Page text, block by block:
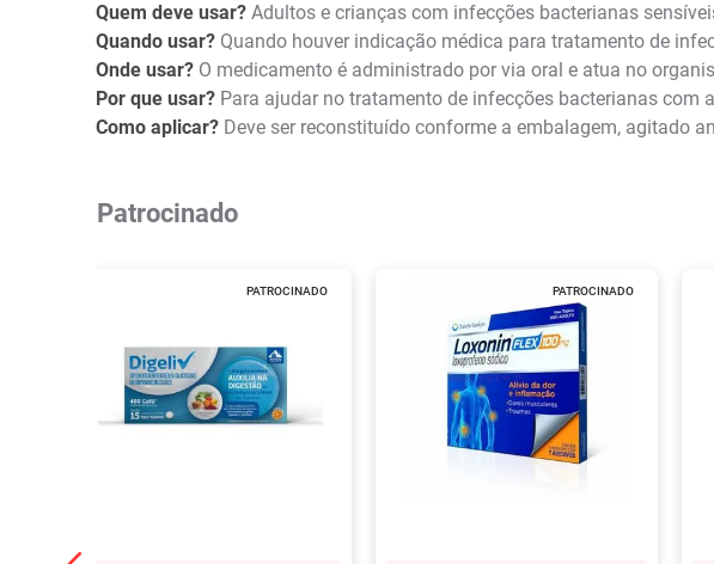
Quem deve usar? Adultos e crianças com infecções bacterianas
Quando usar? Quando houver indicação médica para tratamento de
Onde usar? O medicamento é administrado por via oral e atua no
Por que usar? Para ajudar no tratamento de infecções bacterianas com
Como aplicar? Deve ser reconstituído conforme a embalagem, agitado
Patrocinado
PATROCINADO PATROCINADO